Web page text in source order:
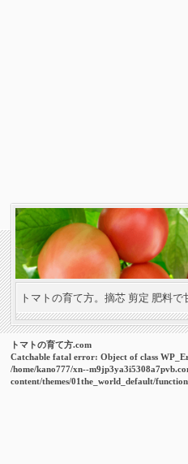
トマトの育て方。摘芯 剪定 肥料で
トマトの育て方.com
Catchable fatal error: Object of class
/home/kano777/xn--
content/themes/01the_world_default/